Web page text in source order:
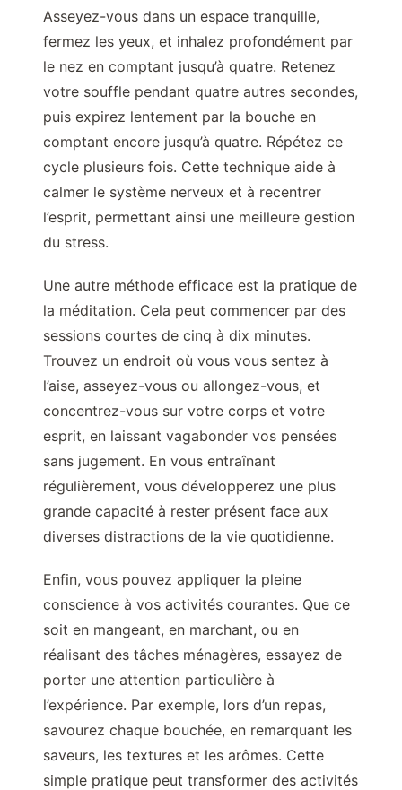
Asseyez-vous dans un espace tranquille,
fermez les yeux, et inhalez profondément par
le nez en comptant jusqu’à quatre. Retenez
votre souffle pendant quatre autres secondes,
puis expirez lentement par la bouche en
comptant encore jusqu’à quatre. Répétez ce
cycle plusieurs fois. Cette technique aide à
calmer le système nerveux et à recentrer
l’esprit, permettant ainsi une meilleure gestion
du stress.
Une autre méthode efficace est la pratique de
la méditation. Cela peut commencer par des
sessions courtes de cinq à dix minutes.
Trouvez un endroit où vous vous sentez à
l’aise, asseyez-vous ou allongez-vous, et
concentrez-vous sur votre corps et votre
esprit, en laissant vagabonder vos pensées
sans jugement. En vous entraînant
régulièrement, vous développerez une plus
grande capacité à rester présent face aux
diverses distractions de la vie quotidienne.
Enfin, vous pouvez appliquer la pleine
conscience à vos activités courantes. Que ce
soit en mangeant, en marchant, ou en
réalisant des tâches ménagères, essayez de
porter une attention particulière à
l’expérience. Par exemple, lors d’un repas,
savourez chaque bouchée, en remarquant les
saveurs, les textures et les arômes. Cette
simple pratique peut transformer des activités